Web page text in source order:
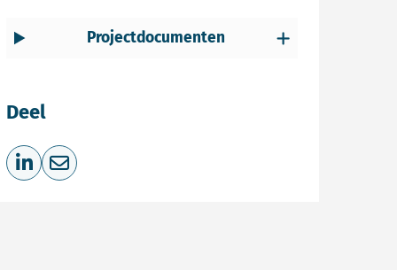
Projectdocumenten
Deel
Deel op LinkedIn
Deel via e-mail